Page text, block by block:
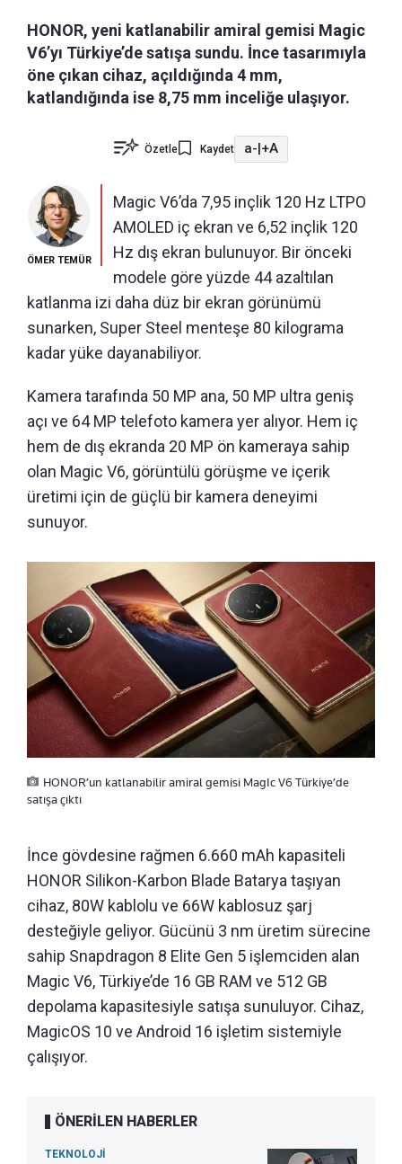
HONOR, yeni katlanabilir amiral gemisi Magic
V6’yı Türkiye’de satışa sundu. İnce tasarımıyla
öne çıkan cihaz, açıldığında 4 mm,
katlandığında ise 8,75 mm inceliğe ulaşıyor.
Özetle Kaydet a-|+A
ÖMER TEMÜR
Magic V6’da 7,95 inçlik 120 Hz LTPO
AMOLED iç ekran ve 6,52 inçlik 120
Hz dış ekran bulunuyor. Bir önceki
modele göre yüzde 44 azaltılan
katlanma izi daha düz bir ekran görünümü
sunarken, Super Steel menteşe 80 kilograma
kadar yüke dayanabiliyor.
Kamera tarafında 50 MP ana, 50 MP ultra geniş
açı ve 64 MP telefoto kamera yer alıyor. Hem iç
hem de dış ekranda 20 MP ön kameraya sahip
olan Magic V6, görüntülü görüşme ve içerik
üretimi için de güçlü bir kamera deneyimi
sunuyor.
HONOR’un katlanabilir amiral gemisi MagIc V6 Türkiye’de
satışa çıktı
İnce gövdesine rağmen 6.660 mAh kapasiteli
HONOR Silikon-Karbon Blade Batarya taşıyan
cihaz, 80W kablolu ve 66W kablosuz şarj
desteğiyle geliyor. Gücünü 3 nm üretim sürecine
sahip Snapdragon 8 Elite Gen 5 işlemciden alan
Magic V6, Türkiye’de 16 GB RAM ve 512 GB
depolama kapasitesiyle satışa sunuluyor. Cihaz,
MagicOS 10 ve Android 16 işletim sistemiyle
çalışıyor.
ÖNERİLEN HABERLER
TEKNOLOJİ